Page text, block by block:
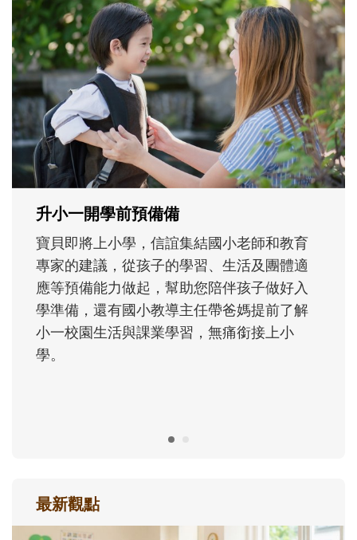
和孩子一起長大的那個男人│讀懂父親的
不同模樣
沒有人天生就擅長當爸爸！男人總是在一次
次「前所未有」的體驗中，跟著孩子一起長
大。從給予安全感的肢體遊戲，到獨立自
主、角色認同及解決問題的能力養成。爸爸
正嘗試用不同的模樣，參與孩子每個重要的
最新觀點